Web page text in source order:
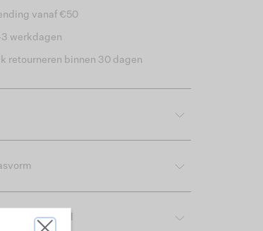
vanaf €50
werkdagen
retourneren binnen 30 dagen
materiaal